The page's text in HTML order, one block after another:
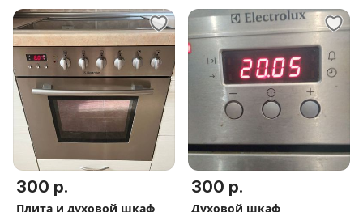
300 р.
Плита и духовой шкаф
300 р.
Духовой шкаф